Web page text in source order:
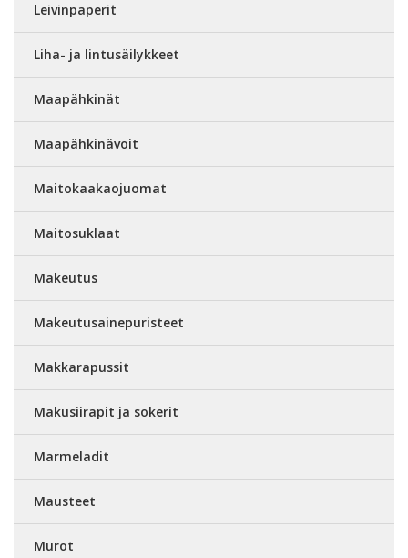
Leivinpaperit
Liha- ja lintusäilykkeet
Maapähkinät
Maapähkinävoit
Maitokaakaojuomat
Maitosuklaat
Makeutus
Makeutusainepuristeet
Makkarapussit
Makusiirapit ja sokerit
Marmeladit
Mausteet
Murot